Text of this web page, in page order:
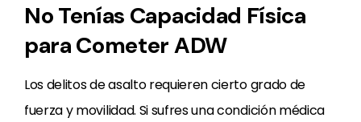
No Tenías Capacidad Física
para Cometer ADW
Los delitos de asalto requieren cierto grado de
fuerza y movilidad. Si sufres una condición médica